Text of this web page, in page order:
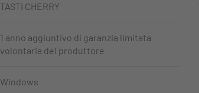
TASTI CHERRY
1 anno aggiuntivo di garanzia limitata
volontaria del produttore
Windows